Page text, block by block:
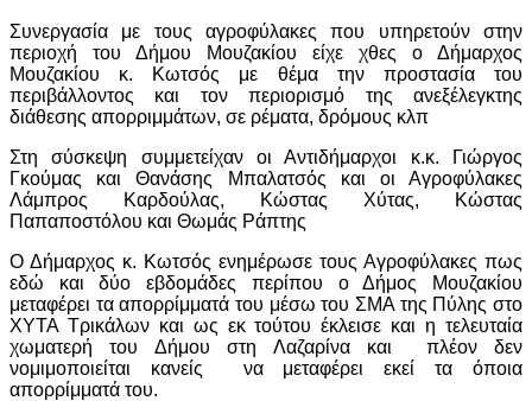
Συνεργασία με τους αγροφύλακες που υπηρετούν στην
περιοχή του Δήμου Μουζακίου είχε χθες ο Δήμαρχος
Μουζακίου κ. Κωτσός με θέμα την προστασία του
περιβάλλοντος και τον περιορισμό της ανεξέλεγκτης
διάθεσης απορριμμάτων, σε ρέματα, δρόμους κλπ
Στη σύσκεψη συμμετείχαν οι Αντιδήμαρχοι κ.κ. Γιώργος
Γκούμας και Θανάσης Μπαλατσός και οι Αγροφύλακες
Λάμπρος Καρδούλας, Κώστας Χύτας, Κώστας
Παπαποστόλου και Θωμάς Ράπτης
Ο Δήμαρχος κ. Κωτσός ενημέρωσε τους Αγροφύλακες πως
εδώ και δύο εβδομάδες περίπου ο Δήμος Μουζακίου
μεταφέρει τα απορρίμματά του μέσω του ΣΜΑ της Πύλης στο
ΧΥΤΑ Τρικάλων και ως εκ τούτου έκλεισε και η τελευταία
χωματερή του Δήμου στη Λαζαρίνα και
πλέον δεν
νομιμοποιείται κανείς
να μεταφέρει εκεί τα όποια
απορρίμματά του.